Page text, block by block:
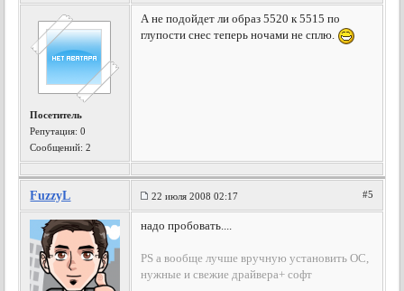
Посетитель
Репутация:0
Сообщений: 2
А не подойдет ли образ 5520 к 5515 по
глупости снес теперь ночами не сплю.
FuzzyL 22 июля 2008 02:17 #5
надо пробовать....
PS а вообще лучше вручную установить ОС,
нужные и свежие драйвера+ софт